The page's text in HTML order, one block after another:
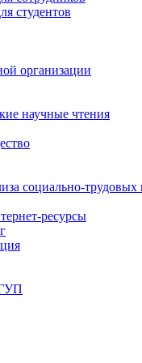
студентов
организации
научные чтения
социально-трудовых
ресурсы